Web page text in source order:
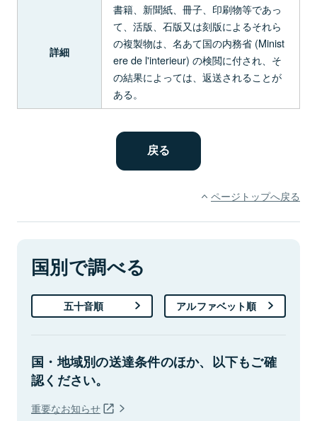
詳細
書籍、新聞紙、冊子、印刷物等であっ
て、活版、石版又は刻版によるそれら
の複製物は、名あて国の内務省 (Minist
ere de l'interieur) の検閲に付され、そ
の結果によっては、返送されることが
ある。
ページトップへ戻る
国別で調べる
五十音順 アルファベット順
国・地域別の送達条件のほか、以下もご確
認ください。
重要なお知らせ